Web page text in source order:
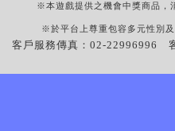
※本遊戲提供之機會中獎商品，
※於平台上尊重包容多元性別
客戶服務傳真：02-22996996